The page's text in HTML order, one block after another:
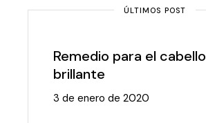
ÚLTIMOS POST
Remedio para el cabello
brillante
3 de enero de 2020